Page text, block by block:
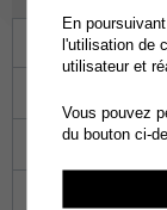
Ma
05
En
l'utilisation de
utilisateur et
Vous pouvez
du bouton ci-